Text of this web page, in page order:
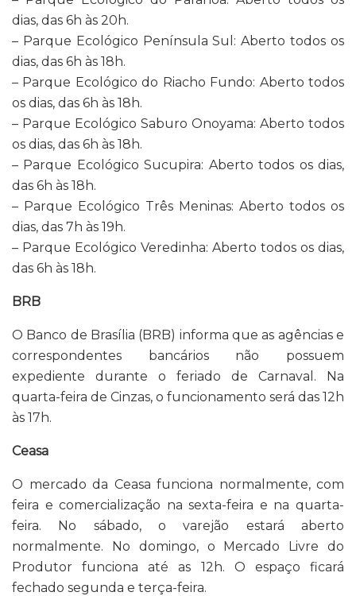
dias, das 6h às 20h.
– Parque Ecológico Península Sul: Aberto todos os
dias, das 6h às 18h.
– Parque Ecológico do Riacho Fundo: Aberto todos
os dias, das 6h às 18h.
– Parque Ecológico Saburo Onoyama: Aberto todos
os dias, das 6h às 18h.
– Parque Ecológico Sucupira: Aberto todos os dias,
das 6h às 18h.
– Parque Ecológico Três Meninas: Aberto todos os
dias, das 7h às 19h.
– Parque Ecológico Veredinha: Aberto todos os dias,
das 6h às 18h.
BRB
O Banco de Brasília (BRB) informa que as agências e
correspondentes bancários não possuem
expediente durante o feriado de Carnaval. Na
quarta-feira de Cinzas, o funcionamento será das 12h
às 17h.
Ceasa
O mercado da Ceasa funciona normalmente, com
feira e comercialização na sexta-feira e na quarta-
feira. No sábado, o varejão estará aberto
normalmente. No domingo, o Mercado Livre do
Produtor funciona até as 12h. O espaço ficará
fechado segunda e terça-feira.